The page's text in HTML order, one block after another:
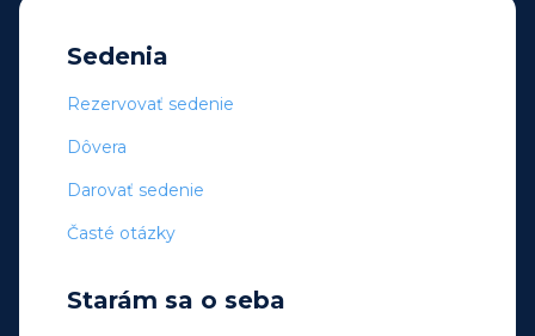
Sedenia
Rezervovať sedenie
Dôvera
Darovať sedenie
Časté otázky
Starám sa o seba